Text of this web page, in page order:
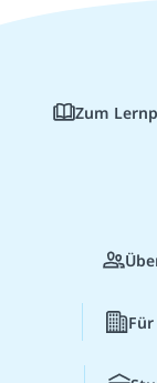
Zum